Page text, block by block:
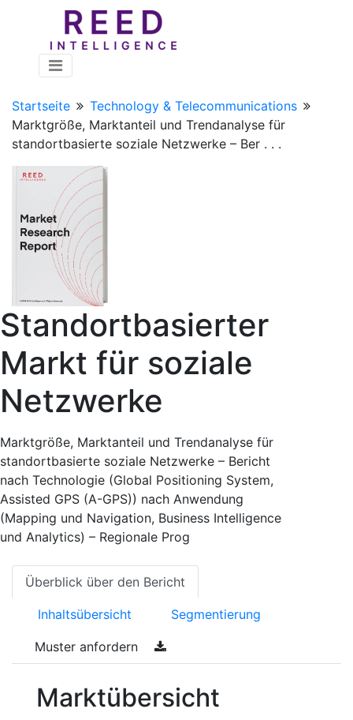
Startseite
Technology & Telecommunications
Marktgröße, Marktanteil und Trendanalyse für
standortbasierte soziale Netzwerke – Ber . . .
Standortbasierter
Markt für soziale
Netzwerke
Marktgröße, Marktanteil und Trendanalyse für
standortbasierte soziale Netzwerke – Bericht
nach Technologie (Global Positioning System,
Assisted GPS (A-GPS)) nach Anwendung
(Mapping und Navigation, Business Intelligence
und Analytics) – Regionale Prog
Überblick über den Bericht
Inhaltsübersicht Segmentierung
Muster anfordern
Marktübersicht